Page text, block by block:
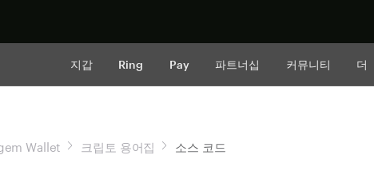
지갑 Ring Pay 파트너십 커뮤니티 더
Wallet 크립토 용어집 소스 코드